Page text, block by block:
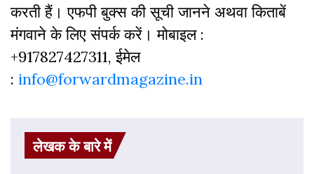
करती हैं। एफपी बुक्‍स की सूची जानने अथवा किताबें
मंगवाने के लिए संपर्क करें। मोबाइल :
+917827427311, ईमेल
: info@forwardmagazine.in
लेखक के बारे में